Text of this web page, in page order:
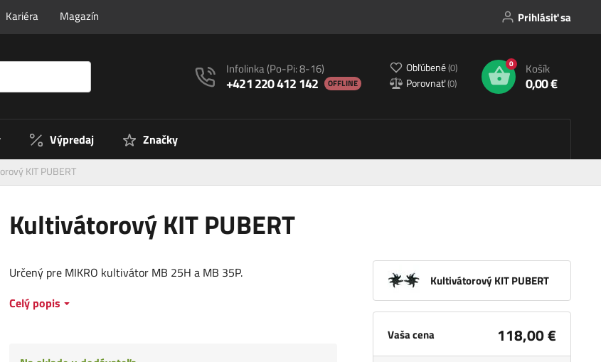
Kariéra Magazín Prihlásiť sa
Infolinka(Po-Pi: 8-16)
+421 220 412 142 OFFLINE
Obľúbené(0)
Porovnať(0)
0 Košík
0,00 €
Výpredaj Značky
KIT PUBERT
Kultivátorový KIT PUBERT
Kultivátorový KIT PUBERT
Vaša cena 118,00 €
Určený pre MIKRO kultivátor MB 25H a MB 35P.
Celý popis